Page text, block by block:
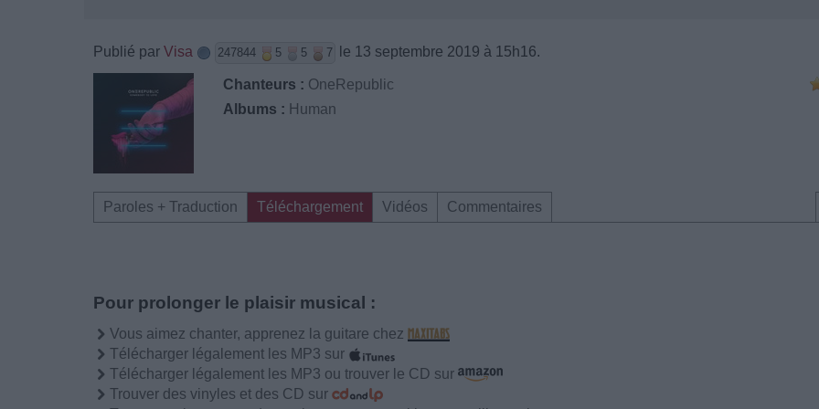
Publié par Visa 247844 5 5 7 le 13 septembre 2019 à 15h16.
Chanteurs : OneRepublic
Albums : Human
Paroles + Traduction Téléchargement Vidéos Commentaires
Pour prolonger le plaisir musical :
Vous aimez chanter, apprenez la guitare chez
Télécharger légalement les MP3 sur
Télécharger légalement les MP3 ou trouver le CD sur
Trouver des vinyles et des CD sur